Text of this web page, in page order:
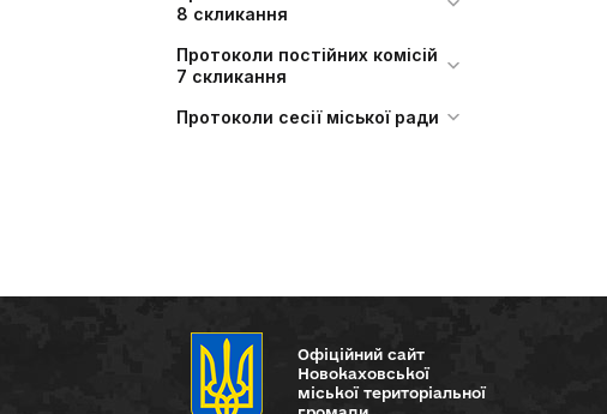
8 скликання
Протоколи постійних комісій
7 скликання
Протоколи сесії міської ради
Офіційний сайт
Новокаховської
міської територіальної